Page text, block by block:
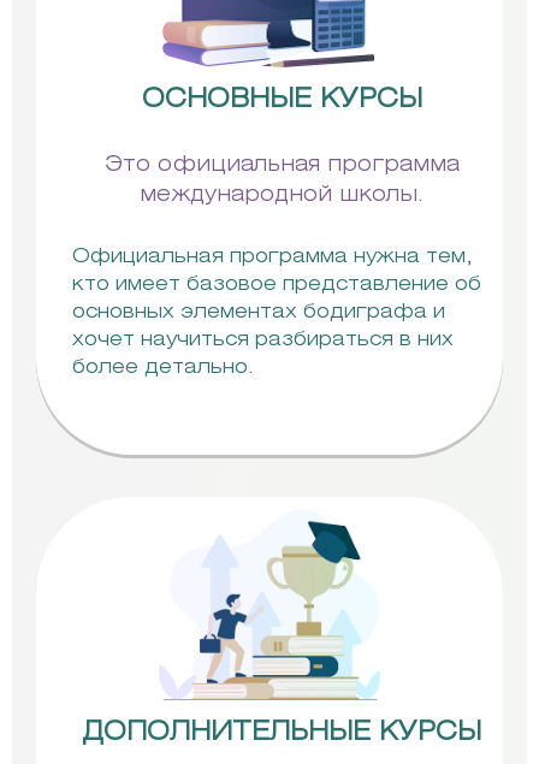
ОСНОВНЫЕ КУРСЫ
Это официальная программа
международной школы.
Официальная программа нужна тем,
кто имеет базовое представление об
основных элементах бодиграфа и
хочет научиться разбираться в них
более детально.
ДОПОЛНИТЕЛЬНЫЕ КУРСЫ